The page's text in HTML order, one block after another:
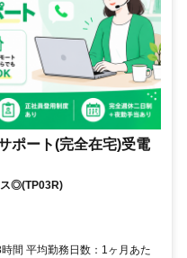
ポート(完全在宅)受電
ス◎(TP03R)
間 平均勤務日数：1ヶ月あた